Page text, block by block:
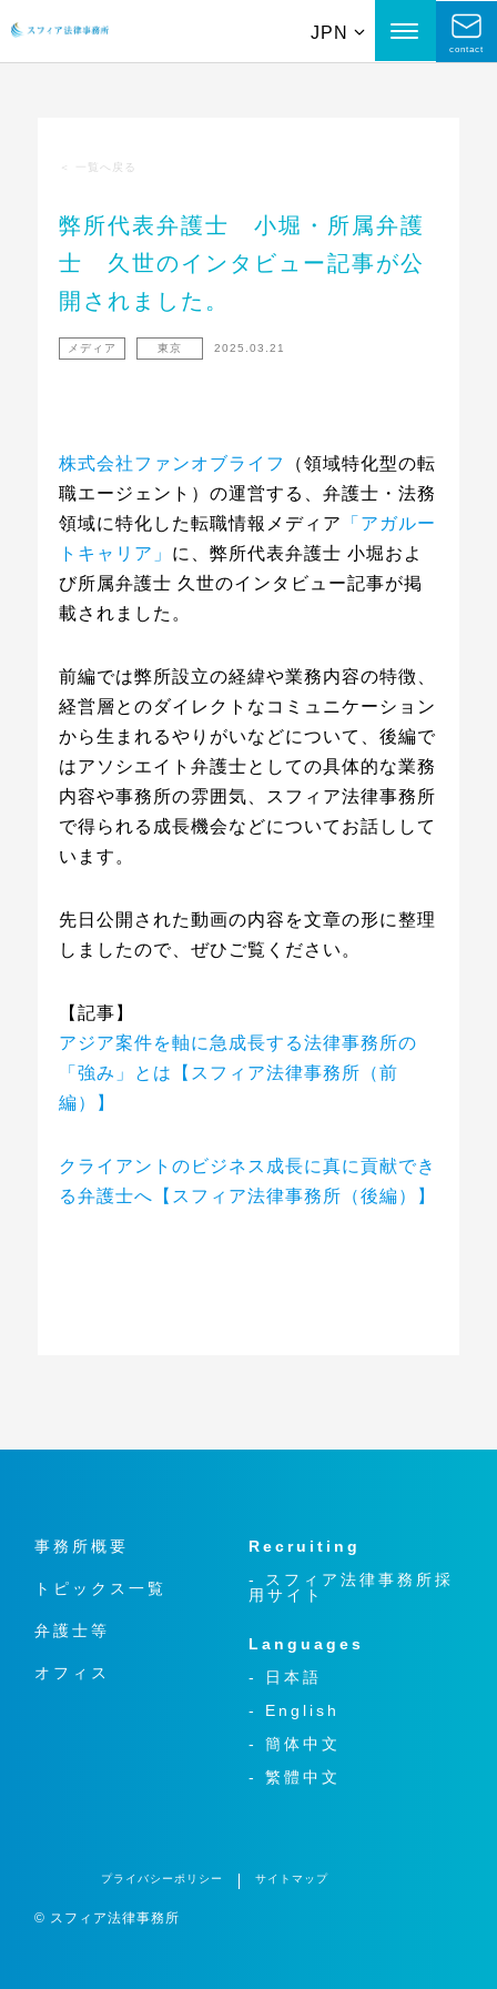
JPN
contact
一覧へ戻る
弊所代表弁護士 小堀・所属弁護
士 久世のインタビュー記事が公
開されました。
メディア 東京 2025.03.21
株式会社ファンオブライフ
（領域特化型の転
職エージェント）の運営する、弁護士・法務
領域に特化した転職情報メディア 「アガルー
トキャリア」 に、弊所代表弁護士 小堀およ
び所属弁護士 久世のインタビュー記事が掲
載されました。
前編では弊所設立の経緯や業務内容の特徴、
経営層とのダイレクトなコミュニケーション
から生まれるやりがいなどについて、後編で
はアソシエイト弁護士としての具体的な業務
内容や事務所の雰囲気、スフィア法律事務所
で得られる成長機会などについてお話しして
います。
先日公開された動画の内容を文章の形に整理
しましたので、ぜひご覧ください。
【記事】
アジア案件を軸に急成長する法律事務所の
「強み」とは【スフィア法律事務所（前
編）】
クライアントのビジネス成長に真に貢献でき
る弁護士へ【スフィア法律事務所（後編）】
事務所概要
トピックス一覧
弁護士等
オフィス
Recruiting
- スフィア法律事務所採
用サイト
Languages
- 日本語
- English
- 簡体中文
- 繁體中文
プライバシーポリシー サイトマップ
© スフィア法律事務所